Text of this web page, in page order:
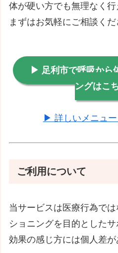
体が硬い方でも無理なく行
まずはお気軽にご相談くだ
▶ 足利市で呼吸から
ングはこ
▶ 詳しいメニュ
ご利用について
当サービスは医療行為で
ショニングを目的としたサ
効果の感じ方には個人差が